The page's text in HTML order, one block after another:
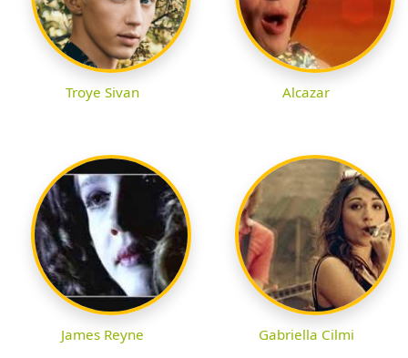
Troye Sivan Alcazar
James Reyne Gabriella Cilmi